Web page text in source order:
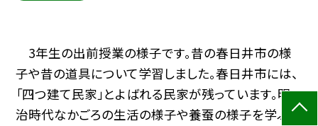
3年生の出前授業の様子です。昔の春日井市の様
子や昔の道具について学習しました。春日井市には、
「四つ建て民家」とよばれる民家が残っています。明
治時代なかごろの生活の様子や養蚕の様子を学ぶこ